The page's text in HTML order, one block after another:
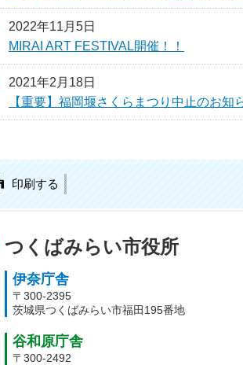
2022年11月5日
MIRAI ART FESTIVAL開催！！
2021年2月18日
【重要】福岡堰さくらまつり中止のお知
印刷する
つくばみらい市役所
伊奈庁舎
〒300-2395
茨城県つくばみらい市福田195番地
谷和原庁舎
〒300-2492